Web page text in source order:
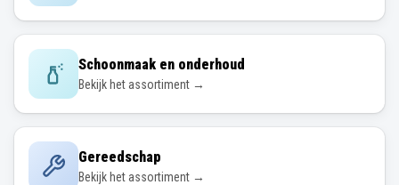
Schoonmaak en onderhoud
Bekijk het assortiment →
Gereedschap
Bekijk het assortiment →